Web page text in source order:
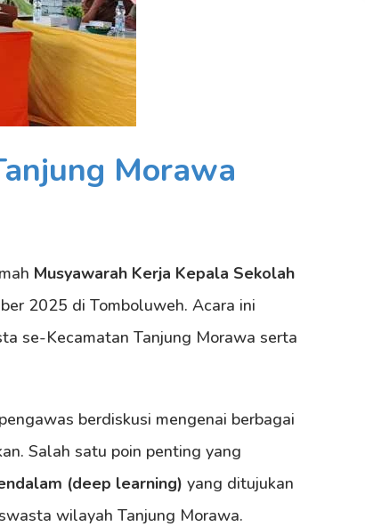
Morawa
Musyawarah Kerja Kepala Sekolah
2025 di Tomboluweh. Acara ini
se-Kecamatan Tanjung Morawa serta
berdiskusi mengenai berbagai
Salah satu poin penting yang
(deep learning) yang ditujukan
wilayah Tanjung Morawa.